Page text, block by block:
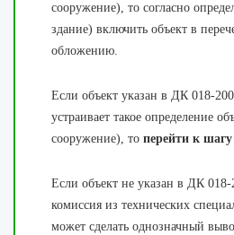
сооружение), то согласно
здание) включить объект в
обложению.
Если объект указан в ДК 018-
устраивает такое определение
сооружение), то перейти к
Если объект не указан в ДК
комиссия из технических
может сделать однозначный